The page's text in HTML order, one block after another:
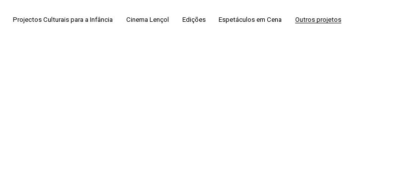
Projectos Culturais para a Infância Cinema Lençol Edições Espetáculos em Cena Outros projetos